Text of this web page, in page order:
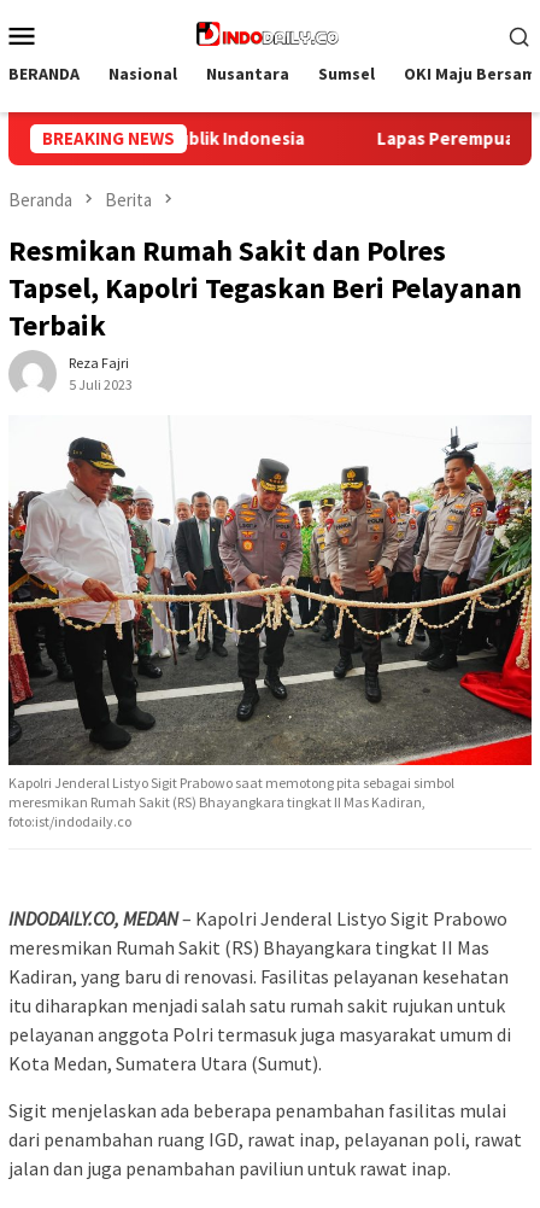
ke
Mobile
BERANDA Nasional Nusantara Sumsel OKI Maju
BREAKING NEWS
Perempuan Palembang Gelar Aksi Bersih Kemerdekaan,
Beranda Berita
Resmikan Rumah Sakit dan Polres
Tapsel, Kapolri Tegaskan Beri Pelayanan
Terbaik
Reza Fajri
5 Juli 2023
Kapolri Jenderal Listyo Sigit Prabowo saat memotong pita sebagai simbol
meresmikan Rumah Sakit (RS) Bhayangkara tingkat II Mas Kadiran,
foto:ist/indodaily.co
INDODAILY.CO, MEDAN– Kapolri Jenderal Listyo Sigit Prabowo
meresmikan Rumah Sakit (RS) Bhayangkara tingkat II Mas
Kadiran, yang baru di renovasi. Fasilitas pelayanan kesehatan
itu diharapkan menjadi salah satu rumah sakit rujukan untuk
pelayanan anggota Polri termasuk juga masyarakat umum di
Kota Medan, Sumatera Utara (Sumut).
Sigit menjelaskan ada beberapa penambahan fasilitas mulai
dari penambahan ruang IGD, rawat inap, pelayanan poli, rawat
jalan dan juga penambahan paviliun untuk rawat inap.